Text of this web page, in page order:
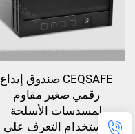
CEQSAFE صندوق إيداع
رقمي صغير مقاوم
لمسدسات الأسلحة
باستخدام التعرف على